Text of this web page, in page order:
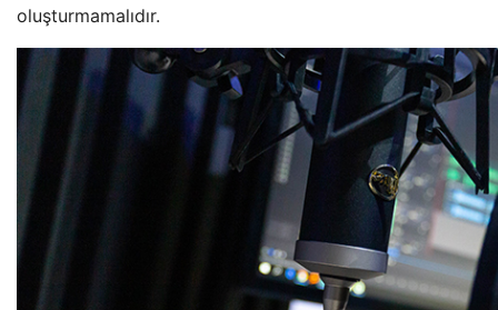
oluşturmamalıdır.